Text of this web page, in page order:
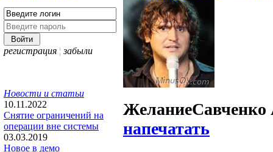
регистрация ¦ забыли
Новости и статьи
10.11.2022
Снятие ограничений на
операции вне системы
03.03.2019
Новое в демо
ЖеланиеСавченко
напечатать